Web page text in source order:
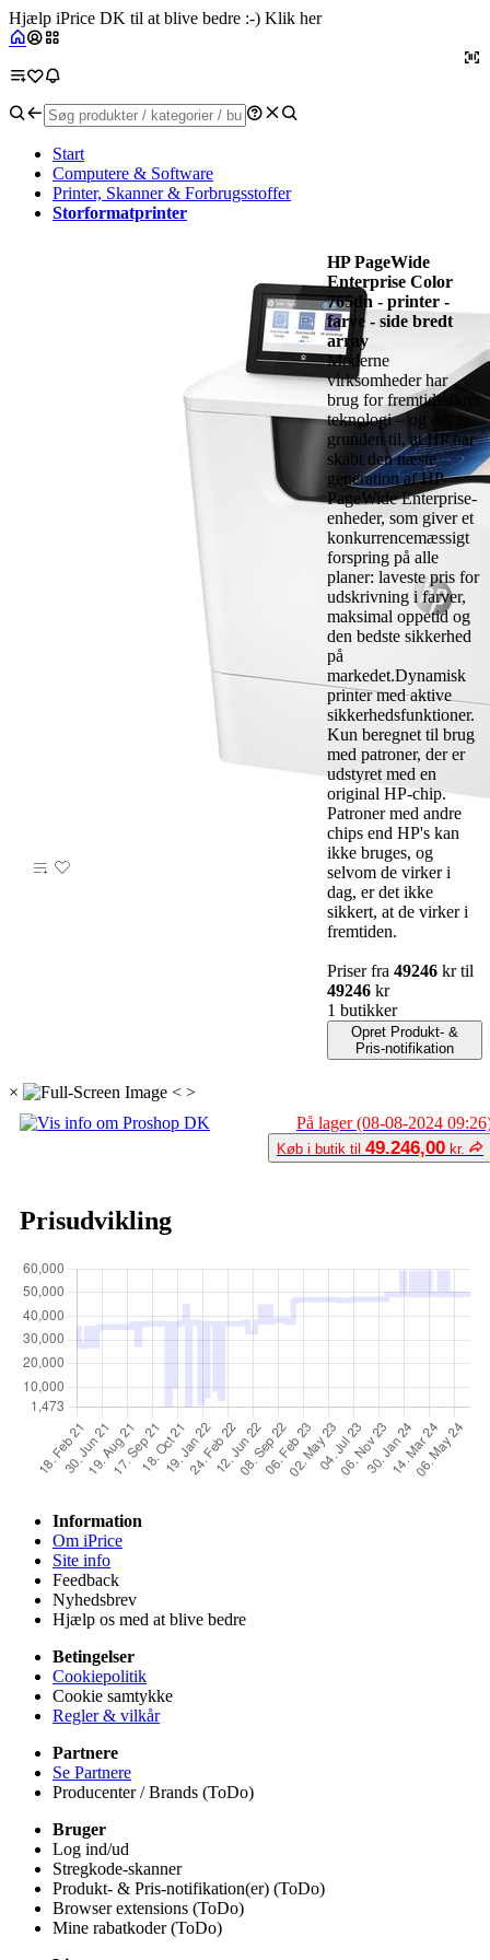
Hjælp iPrice DK til at blive bedre :-) Klik her
Start
Computere & Software
Printer, Skanner & Forbrugsstoffer
Storformatprinter
HP PageWide
Enterprise Color
765dn - printer -
farve - side bredt
array
Moderne
virksomheder har
brug for fremtidssikret
teknologi – og det er
grunden til, at HP har
skabt den næste
generation af HP
PageWide Enterprise-
enheder, som giver et
konkurrencemæssigt
forspring på alle
planer: laveste pris for
udskrivning i farver,
maksimal oppetid og
den bedste sikkerhed
på
markedet.Dynamisk
printer med aktive
sikkerhedsfunktioner.
Kun beregnet til brug
med patroner, der er
udstyret med en
original HP-chip.
Patroner med andre
chips end HP's kan
ikke bruges, og
selvom de virker i
dag, er det ikke
sikkert, at de virker i
fremtiden.
Priser fra 49246 kr til
49246 kr
1 butikker
Opret Produkt- &
Pris-notifikation
× < >
På lager (08-08-2024
Køb i butik til 49.246,00 kr.
Prisudvikling
Information
Om iPrice
Site info
Feedback
Nyhedsbrev
Hjælp os med at blive bedre
Betingelser
Cookiepolitik
Cookie samtykke
Regler & vilkår
Partnere
Se Partnere
Producenter / Brands (ToDo)
Bruger
Log ind/ud
Stregkode-skanner
Produkt- & Pris-notifikation(er) (ToDo)
Browser extensions (ToDo)
Mine rabatkoder (ToDo)